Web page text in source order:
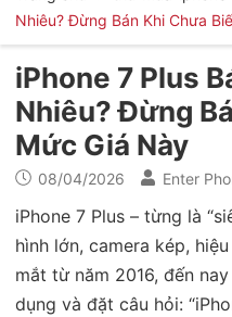
Nhiêu? Đừng Bán Khi Chưa
iPhone 7 Plus
Nhiêu? Đừng
Mức Giá Này
08/04/2026 Enter
iPhone 7 Plus – từng là
hình lớn, camera kép,
mắt từ năm 2016, đến
dụng và đặt câu hỏi: